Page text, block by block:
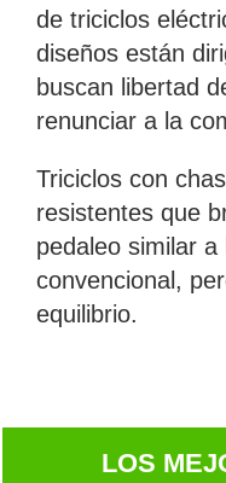
de triciclos
diseños están
buscan libertad
renunciar a la
Triciclos con
resistentes que
pedaleo similar
convencional,
equilibrio.
LOS